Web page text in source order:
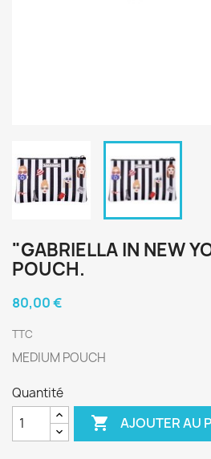
"GABRIELLA IN NEW
POUCH.
80,00 €
TTC
MEDIUM POUCH
Quantité
 AJOUTER AU